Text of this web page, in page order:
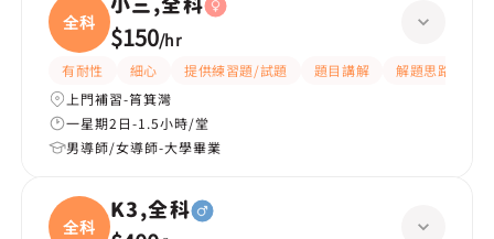
全科 $150/hr
有耐性 細心 提供練習題/試題 題目講解
解題思路
上門補習-筲箕灣
一星期2日-1.5小時/堂
男導師/女導師-大學畢業
全科
K3,全科